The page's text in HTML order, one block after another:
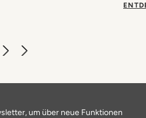
um über neue Funktionen